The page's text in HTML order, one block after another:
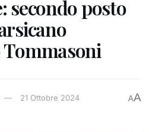
secondo posto
21 Ottobre 2024 AA